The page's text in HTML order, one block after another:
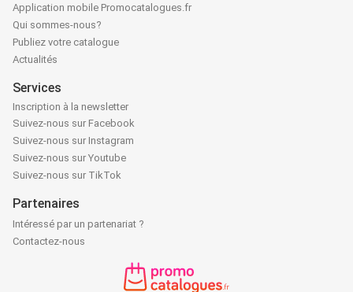
Application mobile Promocatalogues.fr
Qui sommes-nous?
Publiez votre catalogue
Actualités
Services
Inscription à la newsletter
Suivez-nous sur Facebook
Suivez-nous sur Instagram
Suivez-nous sur Youtube
Suivez-nous sur TikTok
Partenaires
Intéressé par un partenariat ?
Contactez-nous